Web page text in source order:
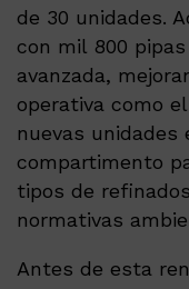
de 30 unidades.
con mil 800
avanzada,
operativa como
nuevas unidades
compartimento
tipos de
normativas
Antes de esta